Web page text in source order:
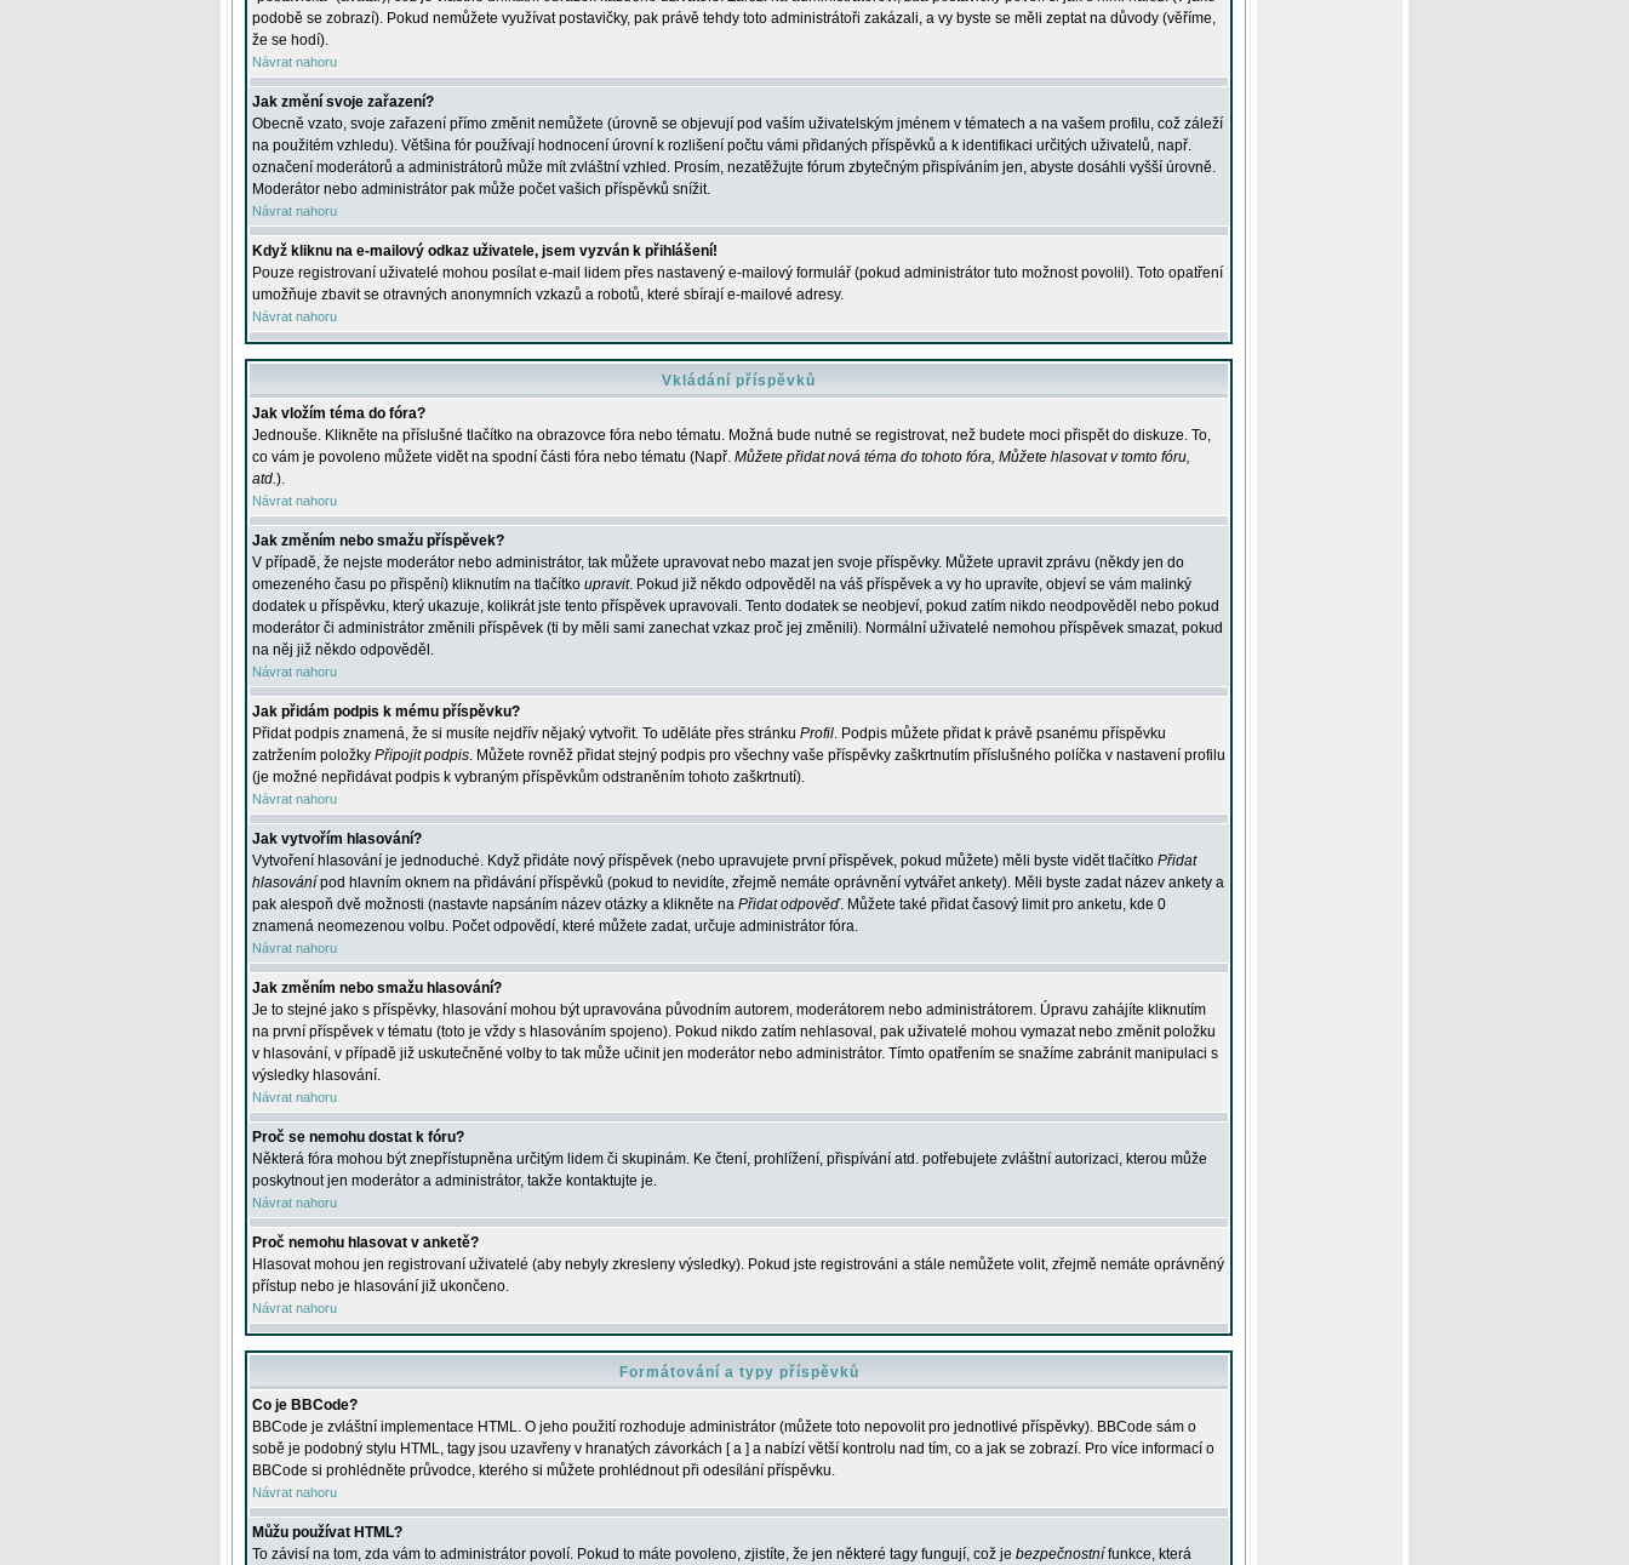
podobě se zobrazí). Pokud nemůžete využívat postavičky, pak právě tehdy toto administrátoři zakázali, a vy byste se měli zeptat na důvody (věříme,
že se hodí).
Návrat nahoru
Jak změní svoje zařazení?
Obecně vzato, svoje zařazení přímo změnit nemůžete (úrovně se objevují pod vaším uživatelským jménem v tématech a na vašem profilu, což záleží
na použitém vzhledu). Většina fór používají hodnocení úrovní k rozlišení počtu vámi přidaných příspěvků a k identifikaci určitých uživatelů, např.
označení moderátorů a administrátorů může mít zvláštní vzhled. Prosím, nezatěžujte fórum zbytečným přispíváním jen, abyste dosáhli vyšší úrovně.
Moderátor nebo administrátor pak může počet vašich příspěvků snížit.
Návrat nahoru
Když kliknu na e-mailový odkaz uživatele, jsem vyzván k přihlášení!
Pouze registrovaní uživatelé mohou posílat e-mail lidem přes nastavený e-mailový formulář (pokud administrátor tuto možnost povolil). Toto opatření
umožňuje zbavit se otravných anonymních vzkazů a robotů, které sbírají e-mailové adresy.
Návrat nahoru
Vkládání příspěvků
Jak vložím téma do fóra?
Jednouše. Klikněte na příslušné tlačítko na obrazovce fóra nebo tématu. Možná bude nutné se registrovat, než budete moci přispět do diskuze. To,
co vám je povoleno můžete vidět na spodní části fóra nebo tématu (Např. Můžete přidat nová téma do tohoto fóra, Můžete hlasovat v tomto fóru,
atd.).
Návrat nahoru
Jak změním nebo smažu příspěvek?
V případě, že nejste moderátor nebo administrátor, tak můžete upravovat nebo mazat jen svoje příspěvky. Můžete upravit zprávu (někdy jen do
omezeného času po přispění) kliknutím na tlačítko upravit. Pokud již někdo odpověděl na váš příspěvek a vy ho upravíte, objeví se vám malinký
dodatek u příspěvku, který ukazuje, kolikrát jste tento příspěvek upravovali. Tento dodatek se neobjeví, pokud zatím nikdo neodpověděl nebo pokud
moderátor či administrátor změnili příspěvek (ti by měli sami zanechat vzkaz proč jej změnili). Normální uživatelé nemohou příspěvek smazat, pokud
na něj již někdo odpověděl.
Návrat nahoru
Jak přidám podpis k mému příspěvku?
Přidat podpis znamená, že si musíte nejdřív nějaký vytvořit. To uděláte přes stránku Profil. Podpis můžete přidat k právě psanému příspěvku
zatržením položky Připojit podpis. Můžete rovněž přidat stejný podpis pro všechny vaše příspěvky zaškrtnutím příslušného políčka v nastavení profilu
(je možné nepřidávat podpis k vybraným příspěvkům odstraněním tohoto zaškrtnutí).
Návrat nahoru
Jak vytvořím hlasování?
Vytvoření hlasování je jednoduché. Když přidáte nový příspěvek (nebo upravujete první příspěvek, pokud můžete) měli byste vidět tlačítko Přidat
hlasování pod hlavním oknem na přidávání příspěvků (pokud to nevidíte, zřejmě nemáte oprávnění vytvářet ankety). Měli byste zadat název ankety a
pak alespoň dvě možnosti (nastavte napsáním název otázky a klikněte na Přidat odpověď. Můžete také přidat časový limit pro anketu, kde 0
znamená neomezenou volbu. Počet odpovědí, které můžete zadat, určuje administrátor fóra.
Návrat nahoru
Jak změním nebo smažu hlasování?
Je to stejné jako s příspěvky, hlasování mohou být upravována původním autorem, moderátorem nebo administrátorem. Úpravu zahájíte kliknutím
na první příspěvek v tématu (toto je vždy s hlasováním spojeno). Pokud nikdo zatím nehlasoval, pak uživatelé mohou vymazat nebo změnit položku
v hlasování, v případě již uskutečněné volby to tak může učinit jen moderátor nebo administrátor. Tímto opatřením se snažíme zabránit manipulaci s
výsledky hlasování.
Návrat nahoru
Proč se nemohu dostat k fóru?
Některá fóra mohou být znepřístupněna určitým lidem či skupinám. Ke čtení, prohlížení, přispívání atd. potřebujete zvláštní autorizaci, kterou může
poskytnout jen moderátor a administrátor, takže kontaktujte je.
Návrat nahoru
Proč nemohu hlasovat v anketě?
Hlasovat mohou jen registrovaní uživatelé (aby nebyly zkresleny výsledky). Pokud jste registrováni a stále nemůžete volit, zřejmě nemáte oprávněný
přístup nebo je hlasování již ukončeno.
Návrat nahoru
Formátování a typy příspěvků
Co je BBCode?
BBCode je zvláštní implementace HTML. O jeho použití rozhoduje administrátor (můžete toto nepovolit pro jednotlivé příspěvky). BBCode sám o
sobě je podobný stylu HTML, tagy jsou uzavřeny v hranatých závorkách [ a ] a nabízí větší kontrolu nad tím, co a jak se zobrazí. Pro více informací o
BBCode si prohlédněte průvodce, kterého si můžete prohlédnout při odesílání příspěvku.
Návrat nahoru
Můžu používat HTML?
To závisí na tom, zda vám to administrátor povolí. Pokud to máte povoleno, zjistíte, že jen některé tagy fungují, což je bezpečnostní funkce, která